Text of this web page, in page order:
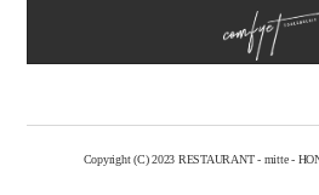
Copyright (C) 2023 RESTAURANT - mitte -